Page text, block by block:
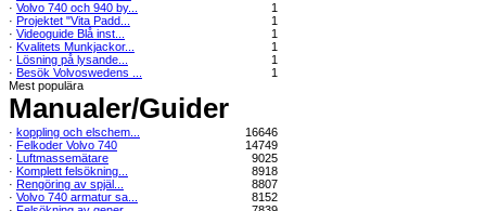
· Volvo 740 och 940 by...
1
· Projektet "Vita Padd...
1
· Videoguide Blå inst...
1
· Kvalitets Munkjackor...
1
· Lösning på lysande...
1
· Besök Volvoswedens ...
1
Mest populära
Manualer/Guider
· koppling och elschem...
16646
· Felkoder Volvo 740
14749
· Luftmassemätare
9025
· Komplett felsökning...
8918
· Rengöring av spjäl...
8807
· Volvo 740 armatur sa...
8152